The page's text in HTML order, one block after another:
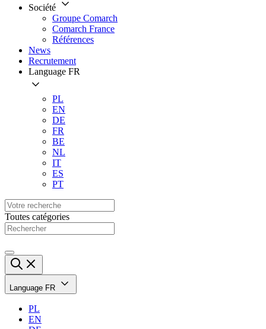
Société
Groupe Comarch
Comarch France
Références
News
Recrutement
Language FR
PL
EN
DE
FR
BE
NL
IT
ES
PT
Toutes catégories
Language FR
PL
EN